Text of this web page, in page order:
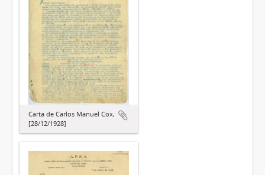
Carta de Carlos Manuel Cox,
[28/12/1928]